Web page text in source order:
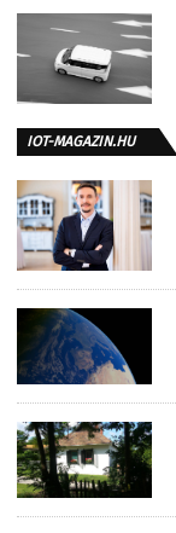
IOT-MAGAZIN.HU